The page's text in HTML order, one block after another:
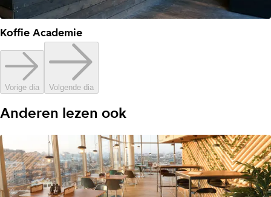
Koffie Academie
Vorige dia Volgende dia
Anderen lezen ook